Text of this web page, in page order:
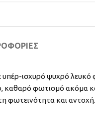
ισχυρό ψυχρό
καθαρό φωτισμό ακόμα
φωτεινότητα και αντοχή.